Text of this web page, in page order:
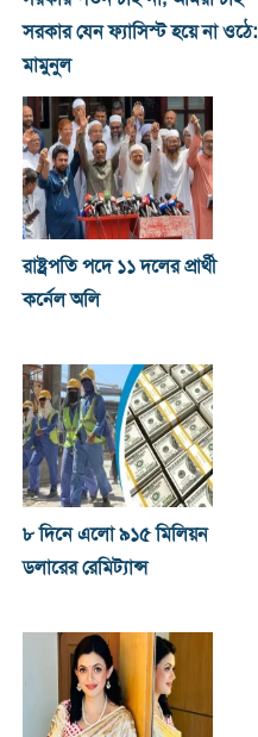
সরকার যেন ফ্যাসিস্ট হয়ে না ওঠে:
মামুনুল
রাষ্ট্রপতি পদে ১১ দলের প্রার্থী
কর্নেল অলি
৮ দিনে এলো ৯১৫ মিলিয়ন
ডলারের রেমিট্যান্স